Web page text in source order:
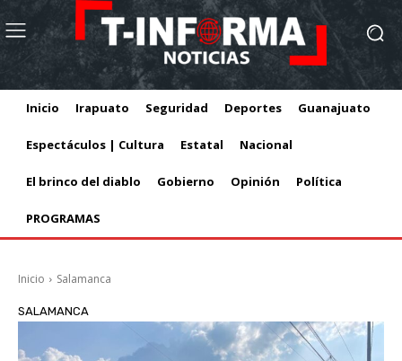
Inicio Irapuato Seguridad Deportes Guanajuato
Espectáculos | Cultura Estatal Nacional
El brinco del diablo Gobierno Opinión Política
PROGRAMAS
Inicio Salamanca
SALAMANCA